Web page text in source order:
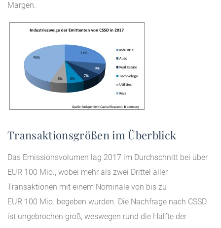
Margen.
Transaktionsgrößen im Überblick
Das Emissionsvolumen lag 2017 im Durchschnitt bei über
EUR 100 Mio., wobei mehr als zwei Drittel aller
Transaktionen mit einem Nominale von bis zu
EUR 100 Mio. begeben wurden. Die Nachfrage nach CSSD
ist ungebrochen groß, weswegen rund die Hälfte der